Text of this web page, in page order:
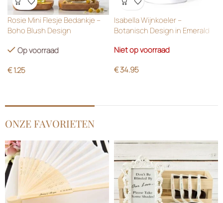
Wensenlijst
Rosie Mini Flesje Bedankje –
Boho Blush Design
Op voorraad
€1.25
Wensenlijst
Isabella Wijnkoeler –
Botanisch Design in Emerald
Niet op voorraad
€34.95
ONZE FAVORIETEN